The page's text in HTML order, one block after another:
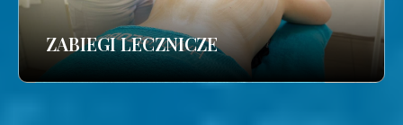
ZABIEGI LECZNICZE